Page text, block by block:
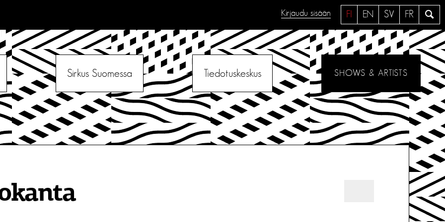
a
e
FI EN SV FR
Kirjaudu sisään
Sirkus Suomessa Tiedotuskeskus SHOWS & ARTISTS